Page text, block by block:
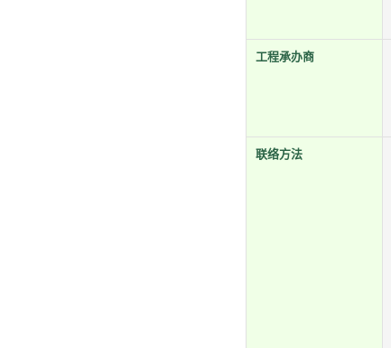
工程承办商
联络方法